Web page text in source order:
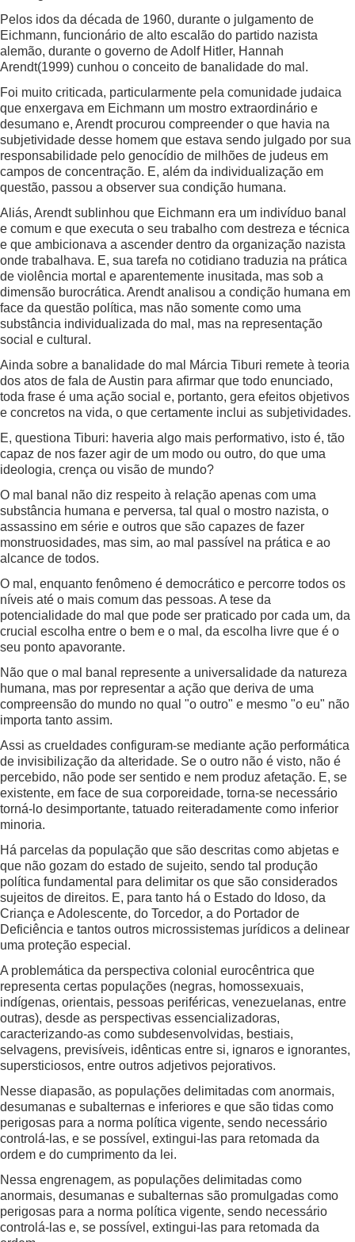
Pelos idos da década de 1960, durante o julgamento de
Eichmann, funcionário de alto escalão do partido nazista
alemão, durante o governo de Adolf Hitler, Hannah
Arendt(1999) cunhou o conceito de banalidade do mal.
Foi muito criticada, particularmente pela comunidade judaica
que enxergava em Eichmann um mostro extraordinário e
desumano e, Arendt procurou compreender o que havia na
subjetividade desse homem que estava sendo julgado por sua
responsabilidade pelo genocídio de milhões de judeus em
campos de concentração. E, além da individualização em
questão, passou a observer sua condição humana.
Aliás, Arendt sublinhou que Eichmann era um indivíduo banal
e comum e que executa o seu trabalho com destreza e técnica
e que ambicionava a ascender dentro da organização nazista
onde trabalhava. E, sua tarefa no cotidiano traduzia na prática
de violência mortal e aparentemente inusitada, mas sob a
dimensão burocrática. Arendt analisou a condição humana em
face da questão política, mas não somente como uma
substância individualizada do mal, mas na representação
social e cultural.
Ainda sobre a banalidade do mal Márcia Tiburi remete à teoria
dos atos de fala de Austin para afirmar que todo enunciado,
toda frase é uma ação social e, portanto, gera efeitos objetivos
e concretos na vida, o que certamente inclui as subjetividades.
E, questiona Tiburi: haveria algo mais performativo, isto é, tão
capaz de nos fazer agir de um modo ou outro, do que uma
ideologia, crença ou visão de mundo?
O mal banal não diz respeito à relação apenas com uma
substância humana e perversa, tal qual o mostro nazista, o
assassino em série e outros que são capazes de fazer
monstruosidades, mas sim, ao mal passível na prática e ao
alcance de todos.
O mal, enquanto fenômeno é democrático e percorre todos os
níveis até o mais comum das pessoas. A tese da
potencialidade do mal que pode ser praticado por cada um, da
crucial escolha entre o bem e o mal, da escolha livre que é o
seu ponto apavorante.
Não que o mal banal represente a universalidade da natureza
humana, mas por representar a ação que deriva de uma
compreensão do mundo no qual "o outro" e mesmo "o eu" não
importa tanto assim.
Assi as crueldades configuram-se mediante ação performática
de invisibilização da alteridade. Se o outro não é visto, não é
percebido, não pode ser sentido e nem produz afetação. E, se
existente, em face de sua corporeidade, torna-se necessário
torná-lo desimportante, tatuado reiteradamente como inferior
minoria.
Há parcelas da população que são descritas como abjetas e
que não gozam do estado de sujeito, sendo tal produção
política fundamental para delimitar os que são considerados
sujeitos de direitos. E, para tanto há o Estado do Idoso, da
Criança e Adolescente, do Torcedor, a do Portador de
Deficiência e tantos outros microssistemas jurídicos a delinear
uma proteção especial.
A problemática da perspectiva colonial eurocêntrica que
representa certas populações (negras, homossexuais,
indígenas, orientais, pessoas periféricas, venezuelanas, entre
outras), desde as perspectivas essencializadoras,
caracterizando-as como subdesenvolvidas, bestiais,
selvagens, previsíveis, idênticas entre si, ignaros e ignorantes,
supersticiosos, entre outros adjetivos pejorativos.
Nesse diapasão, as populações delimitadas com anormais,
desumanas e subalternas e inferiores e que são tidas como
perigosas para a norma política vigente, sendo necessário
controlá-las, e se possível, extingui-las para retomada da
ordem e do cumprimento da lei.
Nessa engrenagem, as populações delimitadas como
anormais, desumanas e subalternas são promulgadas como
perigosas para a norma política vigente, sendo necessário
controlá-las e, se possível, extingui-las para retomada da